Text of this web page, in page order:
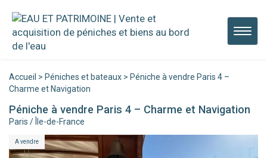
de
Accueil > Péniches et bateaux > Péniche à vendre Paris 4 –
Charme et Navigation
Péniche à vendre Paris 4 – Charme et Navigation
Paris / Île-de-France
A vendre